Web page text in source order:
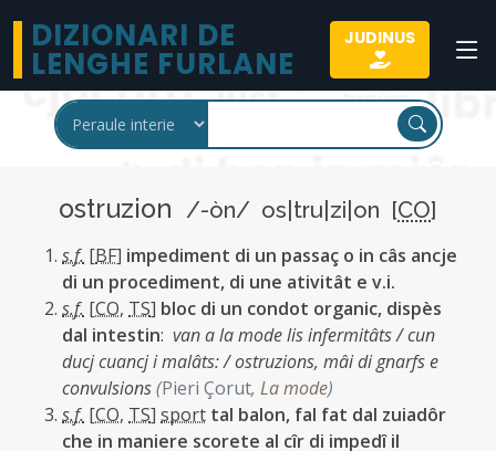
DIZIONARI DE
LENGHE FURLANE
JUDINUS
ostruzion /-òn/ os|tru|zi|on [CO]
s.f. [BF] impediment di un passaç o in câs ancje
di un procediment, di une ativitât e v.i.
s.f. [CO, TS] bloc di un condot organic, dispès
dal intestin: van a la mode lis infermitâts / cun
ducj cuancj i malâts: / ostruzions, mâi di gnarfs e
convulsions(Pieri Çorut, La mode)
s.f. [CO, TS] sport tal balon, fal fat dal zuiadôr
che in maniere scorete al cîr di impedî il